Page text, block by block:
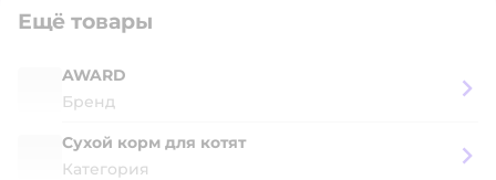
Ещё товары
AWARD
Бренд
Сухой корм для котят
Категория